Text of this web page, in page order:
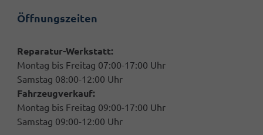
Öffnungszeiten
Reparatur-Werkstatt:
Montag bis Freitag 07:00-17:00 Uhr
Samstag 08:00-12:00 Uhr
Fahrzeugverkauf:
Montag bis Freitag 09:00-17:00 Uhr
Samstag 09:00-12:00 Uhr